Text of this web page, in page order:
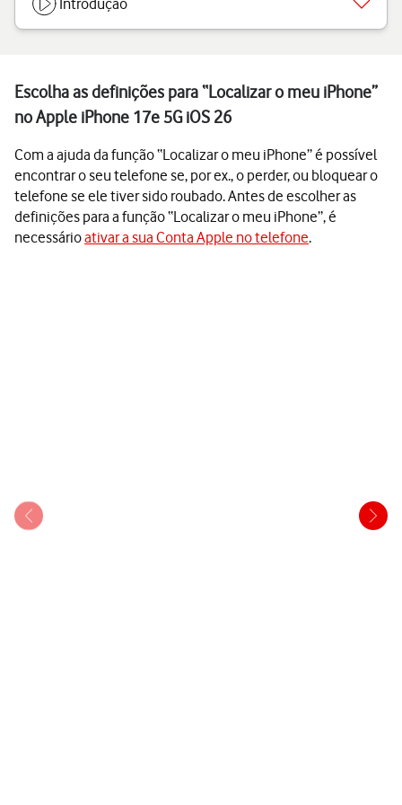
Introdução
Escolha as definições para “Localizar o meu iPhone”
no Apple iPhone 17e 5G iOS 26
Com a ajuda da função “Localizar o meu iPhone” é possível
encontrar o seu telefone se, por ex., o perder, ou bloquear o
telefone se ele tiver sido roubado. Antes de escolher as
definições para a função “Localizar o meu iPhone”, é
necessárioativar a sua Conta Apple no telefone.